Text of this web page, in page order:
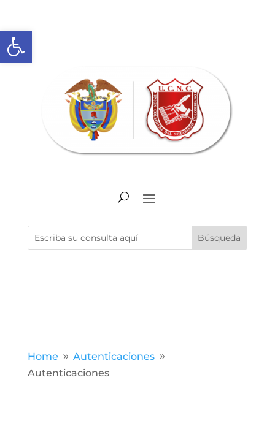
Abrir barra de herramientas
Home 9 Autenticaciones 9
Autenticaciones